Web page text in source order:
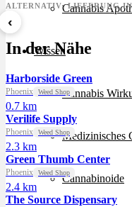
Cannabis
Wissen
Cannabis
Medizinisches
Cannabinoide
ALTERNATIV: LIEFERUNG
‹
Sour Mintz Haze
ab 5,99 €/g
In der Nähe
Harborside Green
Phoenix Weed Shop
0.7 km
Verilife Supply
Phoenix Weed Shop
2.3 km
Green Thumb Center
Phoenix Weed Shop
2.4 km
The Source Dispensary